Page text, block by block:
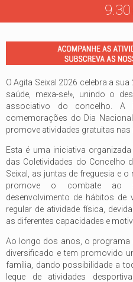
9.30
O Agita Seixal 2026 celebra a
saúde, mexa-se!», unindo o
associativo do concelho. A
comemorações do Dia
promove atividades gratuitas nas
Esta é uma iniciativa
das Coletividades do Concelho
Seixal, as juntas de freguesia e
promove o combate ao
desenvolvimento de hábitos de
regular de atividade física,
as diferentes capacidades e
Ao longo dos anos, o programa
diversificado e tem promovido
família, dando possibilidade a
leque de atividades